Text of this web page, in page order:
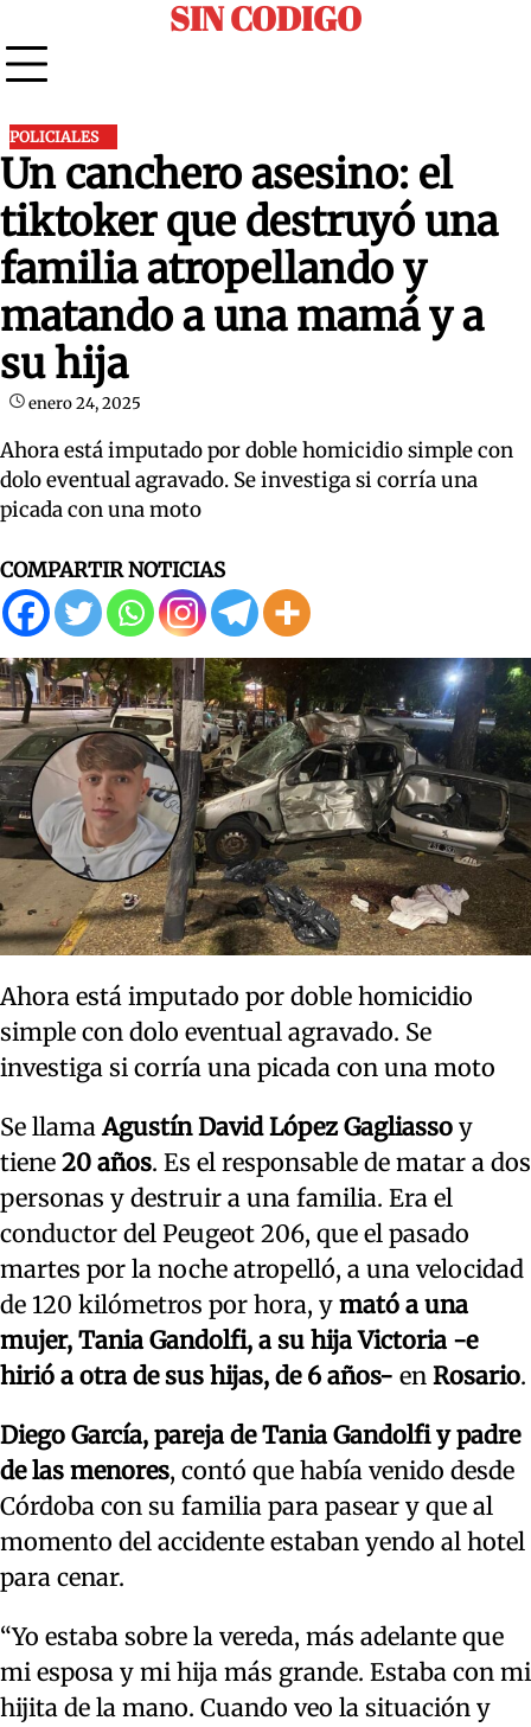
to
content
SIN CODIGO
POLICIALES
Un canchero asesino: el
tiktoker que destruyó una
familia atropellando y
matando a una mamá y a
su hija
enero 24, 2025
Ahora está imputado por doble homicidio simple con
dolo eventual agravado. Se investiga si corría una
picada con una moto
COMPARTIR NOTICIAS
Ahora está imputado por doble homicidio
simple con dolo eventual agravado. Se
investiga si corría una picada con una moto
Se llamaAgustín David López Gagliasso y
tiene 20 años. Es el responsable de matar a dos
personas y destruir a una familia. Era el
conductor del Peugeot 206, que el pasado
martes por la noche atropelló, a una velocidad
de 120 kilómetros por hora, y mató a una
mujer, Tania Gandolfi, a su hija Victoria -e
hirió a otra de sus hijas, de 6 años- en Rosario.
Diego García, pareja de Tania Gandolfi y padre
de las menores, contó que había venido desde
Córdoba con su familia para pasear y que al
momento del accidente estaban yendo al hotel
para cenar.
“Yo estaba sobre la vereda, más adelante que
mi esposa y mi hija más grande. Estaba con mi
hijita de la mano. Cuando veo la situación y